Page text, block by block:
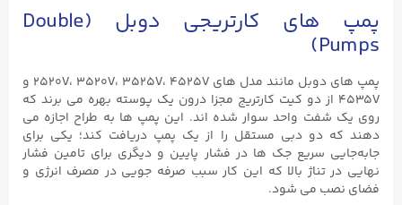
پمپ‌ های کارتریجی دوبل (Double
Pumps)
پمپ‌ های دوبل مانند مدل ‌های 2520V، 3520V، 3525V، 4525V و
4535V از دو کیت کارتریج مجزا درون یک پوسته بهره می ‌برند که
روی یک شفت واحد سوار شده ‌اند. این پمپ ‌ها به طراح اجازه می
‌دهند که دو دبی مستقل را از یک پمپ دریافت کند؛ یکی برای
جابه‌جایی سریع جک ‌ها در فشار پایین و دیگری برای تامین فشار
نهایی در تناژ بالا که این کار سبب صرفه‌ جویی در مصرف انرژی و
فضای نصب می ‌شود.